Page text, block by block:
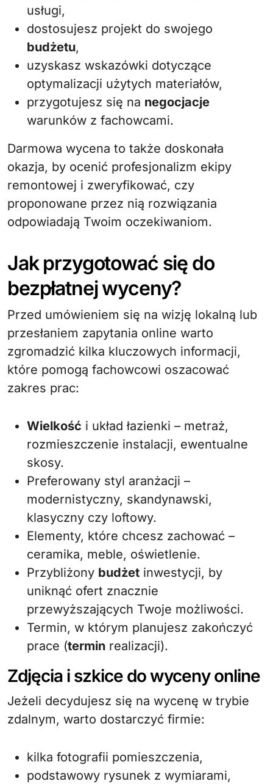
usługi,
dostosujesz projekt do swojego
budżetu,
uzyskasz wskazówki dotyczące
optymalizacji użytych materiałów,
przygotujesz się na negocjacje
warunków z fachowcami.
Darmowa wycena to także doskonała
okazja, by ocenić profesjonalizm ekipy
remontowej i zweryfikować, czy
proponowane przez nią rozwiązania
odpowiadają Twoim oczekiwaniom.
Jak przygotować się do
bezpłatnej wyceny?
Przed umówieniem się na wizję lokalną lub
przesłaniem zapytania online warto
zgromadzić kilka kluczowych informacji,
które pomogą fachowcowi oszacować
zakres prac:
Wielkość i układ łazienki – metraż,
rozmieszczenie instalacji, ewentualne
skosy.
Preferowany styl aranżacji –
modernistyczny, skandynawski,
klasyczny czy loftowy.
Elementy, które chcesz zachować –
ceramika, meble, oświetlenie.
Przybliżony budżet inwestycji, by
uniknąć ofert znacznie
przewyższających Twoje możliwości.
Termin, w którym planujesz zakończyć
prace (termin realizacji).
Zdjęcia i szkice do wyceny online
Jeżeli decydujesz się na wycenę w trybie
zdalnym, warto dostarczyć firmie:
kilka fotografii pomieszczenia,
podstawowy rysunek z wymiarami,